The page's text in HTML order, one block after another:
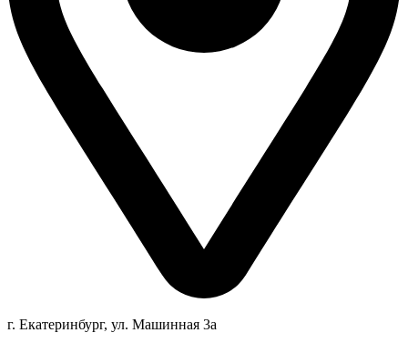
г. Екатеринбург, ул. Машинная 3а